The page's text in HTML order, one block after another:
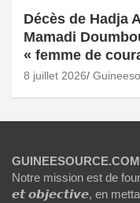
Décès de Hadja
Mamadi
« femme de
8 juillet 2026
GUINEESOURCE.COM
Notre mission est de
𝙚𝙩 𝙤𝙗𝙟𝙚𝙘𝙩𝙞𝙫𝙚, en